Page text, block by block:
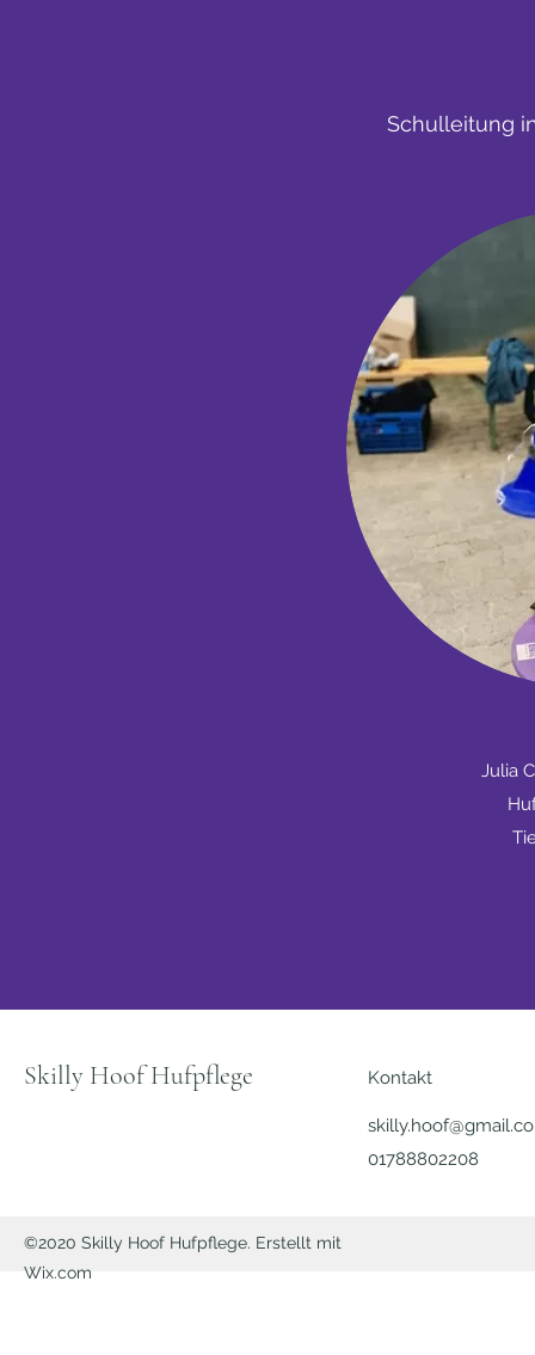
Schulleitung
Julia
Skilly Hoof Hufpflege Kontakt
01788802208
©2020 Skilly Hoof Hufpflege. Erstellt mit
Wix.com